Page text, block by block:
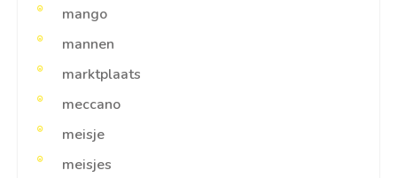
mango
mannen
marktplaats
meccano
meisje
meisjes